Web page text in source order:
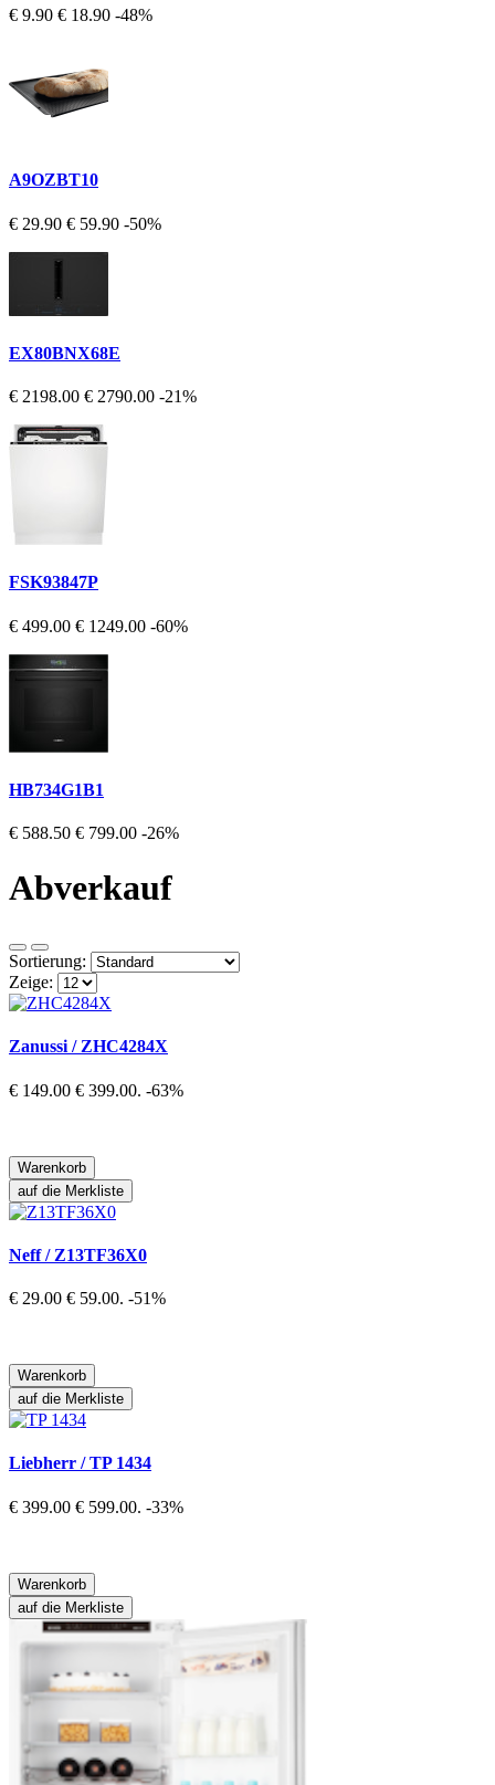
€ 9.90 € 18.90 -48%
A9OZBT10
€ 29.90 € 59.90 -50%
EX80BNX68E
€ 2198.00 € 2790.00 -21%
FSK93847P
€ 499.00 € 1249.00 -60%
HB734G1B1
€ 588.50 € 799.00 -26%
Abverkauf
Sortierung:
Zeige:
Zanussi / ZHC4284X
€ 149.00 € 399.00. -63%
Warenkorb
auf die Merkliste
Neff / Z13TF36X0
€ 29.00 € 59.00. -51%
Warenkorb
auf die Merkliste
Liebherr / TP 1434
€ 399.00 € 599.00. -33%
Warenkorb
auf die Merkliste